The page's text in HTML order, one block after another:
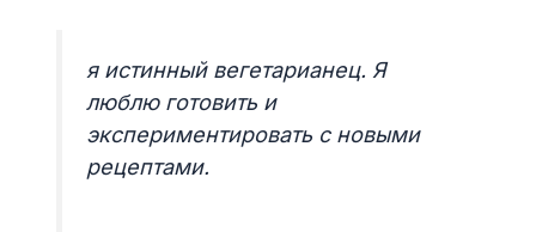
я истинный вегетарианец. Я
люблю готовить и
экспериментировать с новыми
рецептами.